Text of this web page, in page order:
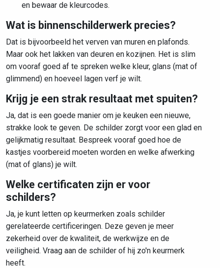
en bewaar de kleurcodes.
Wat is binnenschilderwerk precies?
Dat is bijvoorbeeld het verven van muren en plafonds.
Maar ook het lakken van deuren en kozijnen. Het is slim
om vooraf goed af te spreken welke kleur, glans (mat of
glimmend) en hoeveel lagen verf je wilt.
Krijg je een strak resultaat met spuiten?
Ja, dat is een goede manier om je keuken een nieuwe,
strakke look te geven. De schilder zorgt voor een glad en
gelijkmatig resultaat. Bespreek vooraf goed hoe de
kastjes voorbereid moeten worden en welke afwerking
(mat of glans) je wilt.
Welke certificaten zijn er voor
schilders?
Ja, je kunt letten op keurmerken zoals schilder
gerelateerde certificeringen. Deze geven je meer
zekerheid over de kwaliteit, de werkwijze en de
veiligheid. Vraag aan de schilder of hij zo'n keurmerk
heeft.